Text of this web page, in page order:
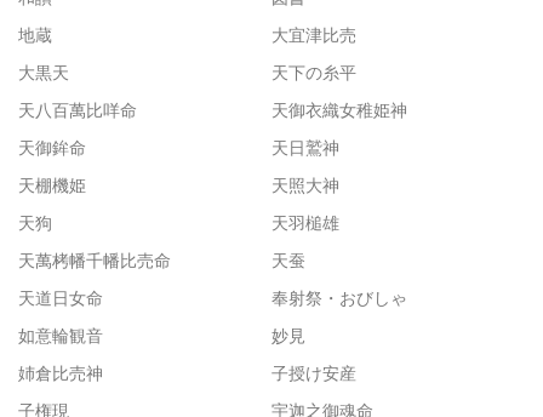
地蔵
大宜津比売
大黒天
天下の糸平
天八百萬比咩命
天御衣織女稚姫神
天御鉾命
天日鷲神
天棚機姫
天照大神
天狗
天羽槌雄
天萬栲幡千幡比売命
天蚕
天道日女命
奉射祭・おびしゃ
如意輪観音
妙見
姉倉比売神
子授け安産
子権現
宇迦之御魂命